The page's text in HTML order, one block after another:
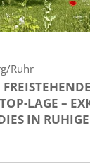
Ruhr
LAGE –
IN